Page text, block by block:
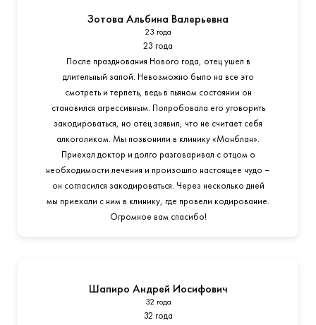
Зотова Альбина Валерьевна
23 года
23 года
После празднования Нового года, отец ушел в
длительный запой. Невозможно было на все это
смотреть и терпеть, ведь в пьяном состоянии он
становился агрессивным. Попробовала его уговорить
закодироваться, но отец заявил, что не считает себя
алкоголиком. Мы позвонили в клинику «Монблан».
Приехал доктор и долго разговаривал с отцом о
необходимости лечения и произошло настоящее чудо –
он согласился закодироваться. Через несколько дней
мы приехали с ним в клинику, где провели кодирование.
Огромное вам спасибо!
Шапиро Андрей Иосифович
32 года
32 года